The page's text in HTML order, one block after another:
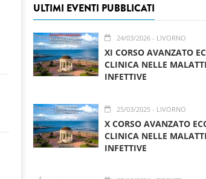
ULTIMI EVENTI PUBBLICATI
24/03/2026- LIVORNO
XI CORSO AVANZATO
CLINICA NELLE
INFETTIVE
25/03/2025- LIVORNO
X CORSO AVANZATO
CLINICA NELLE
INFETTIVE